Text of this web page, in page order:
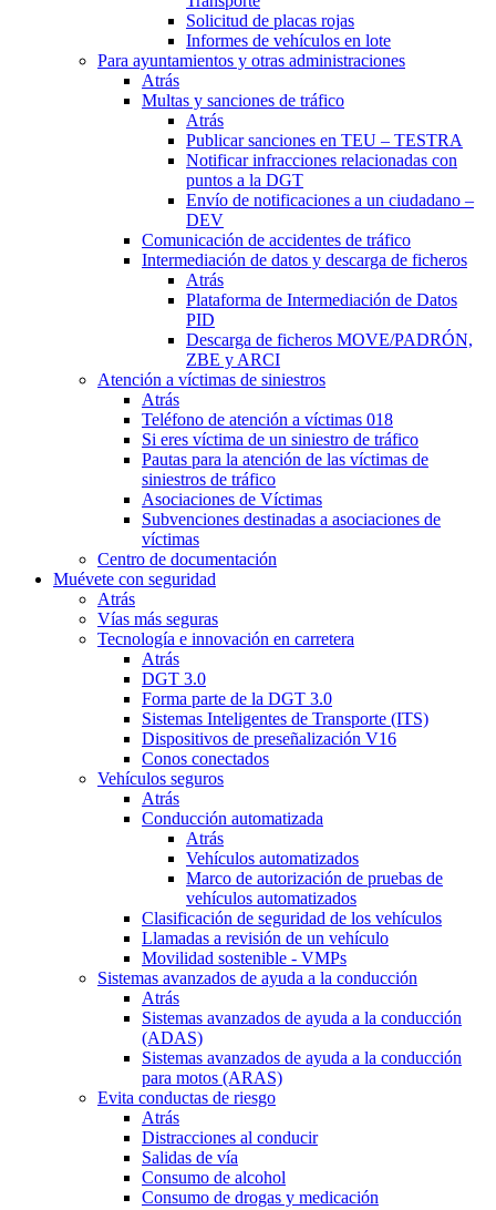
Solicitud de placas rojas
Informes de vehículos en lote
Para ayuntamientos y otras administraciones
Atrás
Multas y sanciones de tráfico
Atrás
Publicar sanciones en TEU – TESTRA
Notificar infracciones relacionadas con
puntos a la DGT
Envío de notificaciones a un ciudadano –
DEV
Comunicación de accidentes de tráfico
Intermediación de datos y descarga de ficheros
Atrás
Plataforma de Intermediación de Datos
PID
Descarga de ficheros MOVE/PADRÓN,
ZBE y ARCI
Atención a víctimas de siniestros
Atrás
Teléfono de atención a víctimas 018
Si eres víctima de un siniestro de tráfico
Pautas para la atención de las víctimas de
siniestros de tráfico
Asociaciones de Víctimas
Subvenciones destinadas a asociaciones de
víctimas
Centro de documentación
Muévete con seguridad
Atrás
Vías más seguras
Tecnología e innovación en carretera
Atrás
DGT 3.0
Forma parte de la DGT 3.0
Sistemas Inteligentes de Transporte (ITS)
Dispositivos de preseñalización V16
Conos conectados
Vehículos seguros
Atrás
Conducción automatizada
Atrás
Vehículos automatizados
Marco de autorización de pruebas de
vehículos automatizados
Clasificación de seguridad de los vehículos
Llamadas a revisión de un vehículo
Movilidad sostenible - VMPs
Sistemas avanzados de ayuda a la conducción
Atrás
Sistemas avanzados de ayuda a la conducción
(ADAS)
Sistemas avanzados de ayuda a la conducción
para motos (ARAS)
Evita conductas de riesgo
Atrás
Distracciones al conducir
Salidas de vía
Consumo de alcohol
Consumo de drogas y medicación